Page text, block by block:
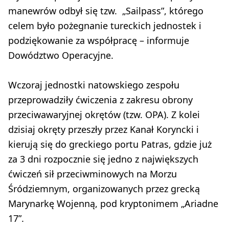
manewrów odbył się tzw. „Sailpass”, którego
celem było pożegnanie tureckich jednostek i
podziękowanie za współpracę – informuje
Dowództwo Operacyjne.
Wczoraj jednostki natowskiego zespołu
przeprowadziły ćwiczenia z zakresu obrony
przeciwawaryjnej okrętów (tzw. OPA). Z kolei
dzisiaj okręty przeszły przez Kanał Koryncki i
kierują się do greckiego portu Patras, gdzie już
za 3 dni rozpocznie się jedno z największych
ćwiczeń sił przeciwminowych na Morzu
Śródziemnym, organizowanych przez grecką
Marynarkę Wojenną, pod kryptonimem „Ariadne
17”.